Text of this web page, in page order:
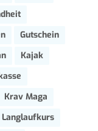
Gutschein
Kajak
Krav Maga
Langlaufkurs